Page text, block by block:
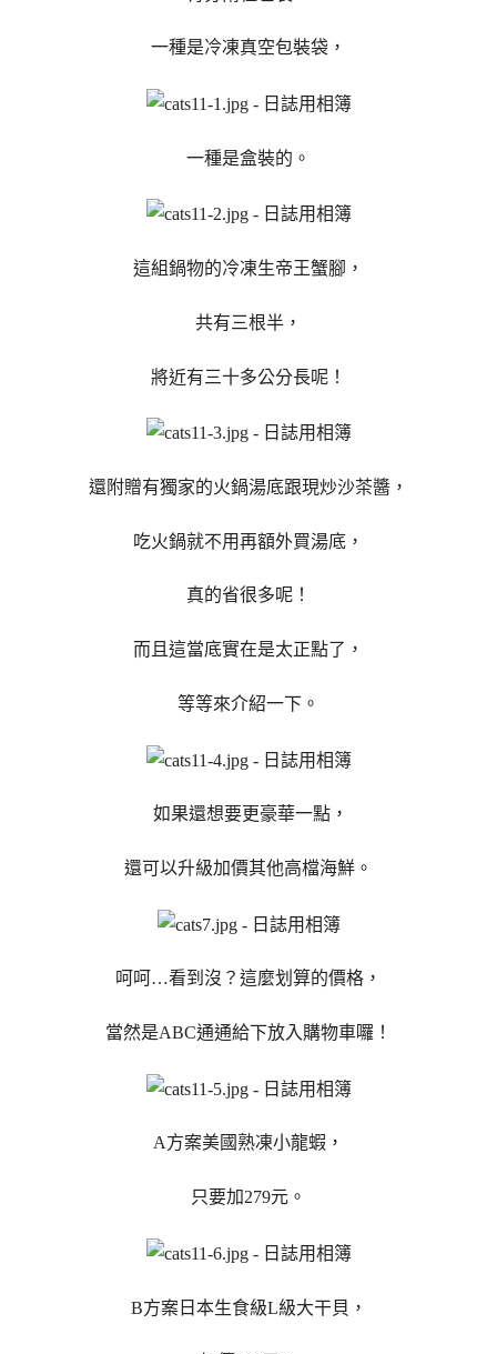
一種是冷凍真空包裝袋，
一種是盒裝的。
這組鍋物的冷凍生帝王蟹腳，
共有三根半，
將近有三十多公分長呢！
還附贈有獨家的火鍋湯底跟現炒沙茶醬，
吃火鍋就不用再額外買湯底，
真的省很多呢！
而且這當底實在是太正點了，
等等來介紹一下。
如果還想要更豪華一點，
還可以升級加價其他高檔海鮮。
呵呵…看到沒？這麼划算的價格，
當然是ABC通通給下放入購物車囉！
A方案美國熟凍小龍蝦，
只要加279元。
B方案日本生食級L級大干貝，